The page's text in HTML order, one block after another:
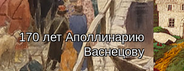
170 лет Аполлинарию
Васнецову